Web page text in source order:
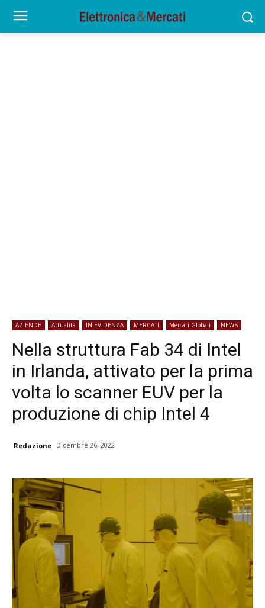
AZIENDE Attualità IN EVIDENZA MERCATI Mercati Globali NEWS
Nella struttura Fab 34 di Intel
in Irlanda, attivato per la prima
volta lo scanner EUV per la
produzione di chip Intel 4
Redazione Dicembre 26, 2022